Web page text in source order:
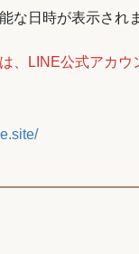
な日時が表示され
、LINE公式アカ